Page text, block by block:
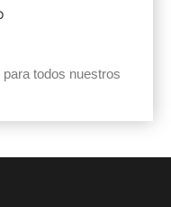
todos nuestros